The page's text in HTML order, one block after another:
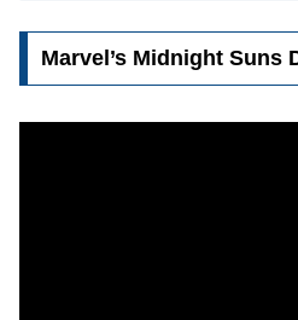
Marvel’s Midnight Suns